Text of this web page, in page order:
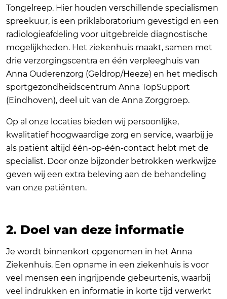
Tongelreep. Hier houden verschillende specialismen
spreekuur, is een priklaboratorium gevestigd en een
radiologieafdeling voor uitgebreide diagnostische
mogelijkheden. Het ziekenhuis maakt, samen met
drie verzorgingscentra en één verpleeghuis van
Anna Ouderenzorg (Geldrop/Heeze) en het medisch
sportgezondheidscentrum Anna TopSupport
(Eindhoven), deel uit van de Anna Zorggroep.
Op al onze locaties bieden wij persoonlijke,
kwalitatief hoogwaardige zorg en service, waarbij je
als patiënt altijd één-op-één-contact hebt met de
specialist. Door onze bijzonder betrokken werkwijze
geven wij een extra beleving aan de behandeling
van onze patiënten.
2. Doel van deze informatie
Je wordt binnenkort opgenomen in het Anna
Ziekenhuis. Een opname in een ziekenhuis is voor
veel mensen een ingrijpende gebeurtenis, waarbij
veel indrukken en informatie in korte tijd verwerkt